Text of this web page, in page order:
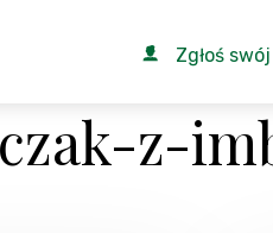
Zgłoś
z-